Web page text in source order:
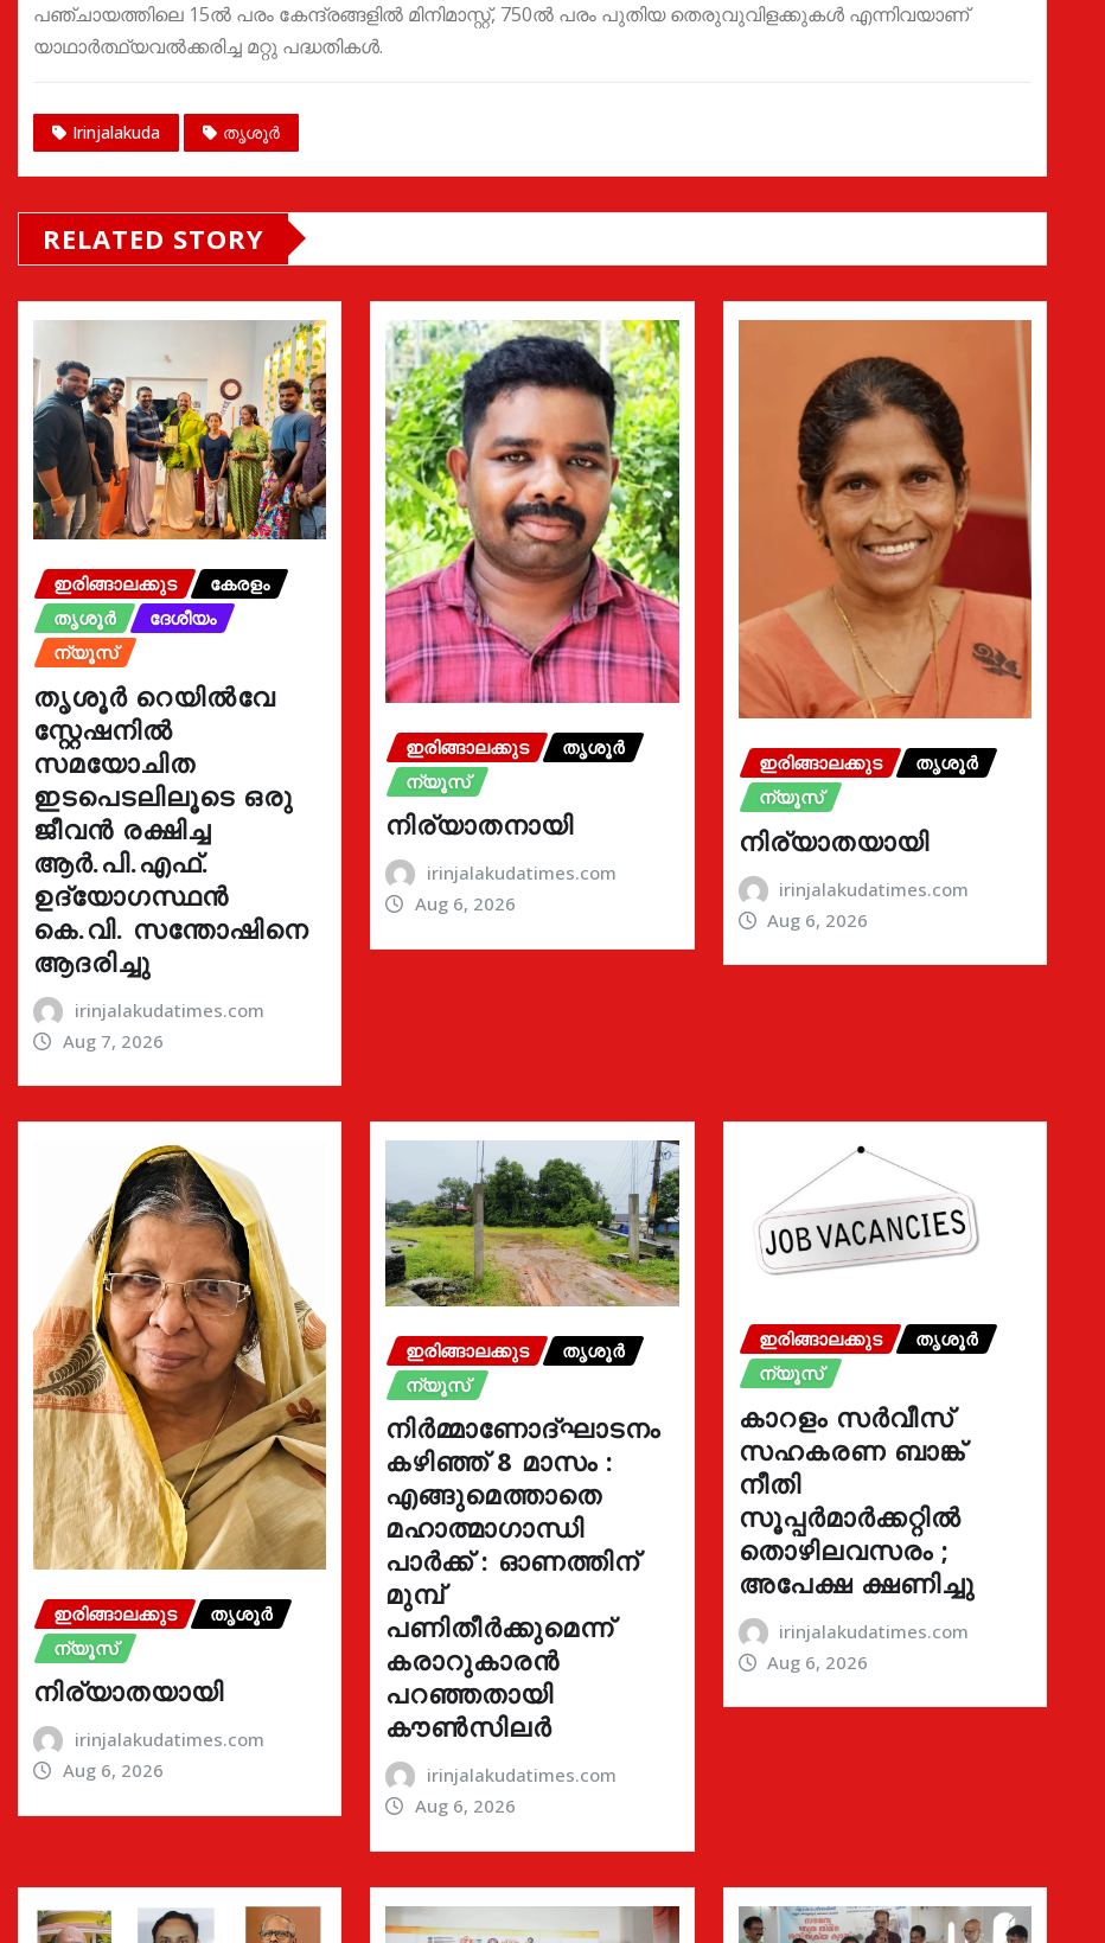
പഞ്ചായത്തിലെ 15ൽ പരം കേന്ദ്രങ്ങളിൽ മിനിമാസ്റ്റ്, 750ൽ പരം പുതിയ തെരുവുവിളക്കുകൾ എന്നിവയാണ്
യാഥാർത്ഥ്യവൽക്കരിച്ച മറ്റു പദ്ധതികൾ.
Irinjalakuda തൃശൂർ
RELATED STORY
ഇരിങ്ങാലക്കുട
കേരളം
തൃശൂർ
ദേശീയം
ന്യൂസ്
തൃശൂർ റെയിൽവേ
സ്റ്റേഷനിൽ
സമയോചിത
ഇടപെടലിലൂടെ ഒരു
ജീവൻ രക്ഷിച്ച
ആർ.പി.എഫ്.
ഉദ്യോഗസ്ഥൻ
കെ.വി. സന്തോഷിനെ
ആദരിച്ചു
irinjalakudatimes.com
Aug 7, 2026
ഇരിങ്ങാലക്കുട
തൃശൂർ
ന്യൂസ്
നിര്യാതനായി
irinjalakudatimes.com
Aug 6, 2026
ഇരിങ്ങാലക്കുട
തൃശൂർ
ന്യൂസ്
നിര്യാതയായി
irinjalakudatimes.com
Aug 6, 2026
ഇരിങ്ങാലക്കുട
തൃശൂർ
ന്യൂസ്
നിര്യാതയായി
irinjalakudatimes.com
Aug 6, 2026
ഇരിങ്ങാലക്കുട
തൃശൂർ
ന്യൂസ്
നിർമ്മാണോദ്ഘാടനം
കഴിഞ്ഞ് 8 മാസം :
എങ്ങുമെത്താതെ
മഹാത്മാഗാന്ധി
പാർക്ക് : ഓണത്തിന്
മുമ്പ്
പണിതീർക്കുമെന്ന്
കരാറുകാരൻ
പറഞ്ഞതായി
കൗൺസിലർ
irinjalakudatimes.com
Aug 6, 2026
ഇരിങ്ങാലക്കുട
തൃശൂർ
ന്യൂസ്
കാറളം സർവീസ്
സഹകരണ ബാങ്ക്
നീതി
സൂപ്പർമാർക്കറ്റിൽ
തൊഴിലവസരം ;
അപേക്ഷ ക്ഷണിച്ചു
irinjalakudatimes.com
Aug 6, 2026